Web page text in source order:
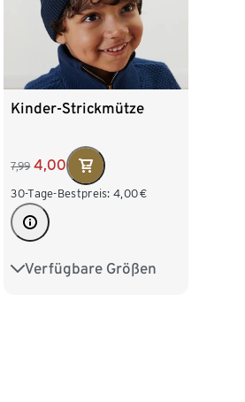
Kinder-Strickmütze
7,99 4,00
30-Tage-Bestpreis: 4,00€
Verfügbare Größen
49-52 cm 53-56 cm